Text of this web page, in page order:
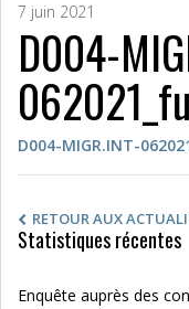
7 juin 2021
D004-
D004-MIGR.INT-
RETOUR AUX
Statistiques récentes
Enquête auprès des